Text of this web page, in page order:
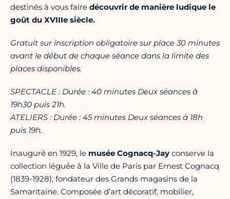
destinés à vous faire découvrir de manière ludique le
goût du XVIIIe siècle.
Gratuit sur inscription obligatoire sur place 30 minutes
avant le début de chaque séance dans la limite des
places disponibles.
SPECTACLE : Durée : 40 minutes Deux séances à
19h30 puis 21h.
ATELIERS : Durée : 45 minutes Deux séances à 18h
puis 19h.
Inauguré en 1929, le musée Cognacq-Jay conserve la
collection léguée à la Ville de Paris par Ernest Cognacq
(1839-1928), fondateur des Grands magasins de la
Samaritaine. Composée d’art décoratif, mobilier,